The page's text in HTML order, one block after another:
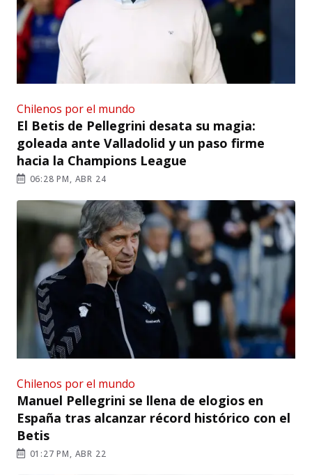
Chilenos por el mundo
El Betis de Pellegrini desata su magia:
goleada ante Valladolid y un paso firme
hacia la Champions League
06:28 PM, ABR 24
Chilenos por el mundo
Manuel Pellegrini se llena de elogios en
España tras alcanzar récord histórico con el
Betis
01:27 PM, ABR 22